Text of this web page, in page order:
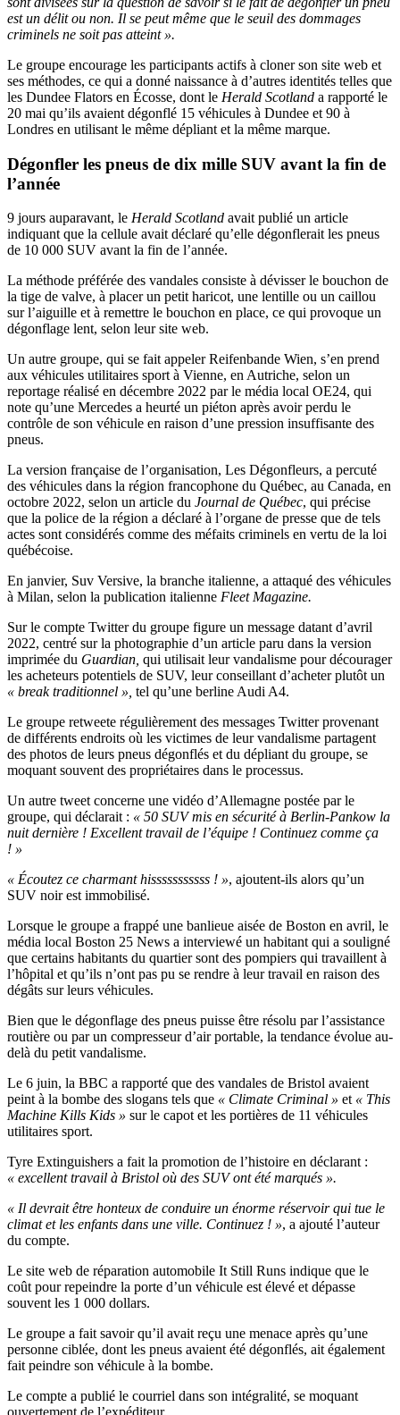
est un délit ou non. Il se peut même que le seuil des dommages
criminels ne soit pas atteint ».
Le groupe encourage les participants actifs à cloner son site web et
ses méthodes, ce qui a donné naissance à d’autres identités telles que
les Dundee Flators en Écosse, dont le Herald Scotland a rapporté le
20 mai qu’ils avaient dégonflé 15 véhicules à Dundee et 90 à
Londres en utilisant le même dépliant et la même marque.
Dégonfler les pneus de dix mille SUV avant la fin de
l’année
9 jours auparavant, le Herald Scotland avait publié un article
indiquant que la cellule avait déclaré qu’elle dégonflerait les pneus
de 10 000 SUV avant la fin de l’année.
La méthode préférée des vandales consiste à dévisser le bouchon de
la tige de valve, à placer un petit haricot, une lentille ou un caillou
sur l’aiguille et à remettre le bouchon en place, ce qui provoque un
dégonflage lent, selon leur site web.
Un autre groupe, qui se fait appeler Reifenbande Wien, s’en prend
aux véhicules utilitaires sport à Vienne, en Autriche, selon un
reportage réalisé en décembre 2022 par le média local OE24, qui
note qu’une Mercedes a heurté un piéton après avoir perdu le
contrôle de son véhicule en raison d’une pression insuffisante des
pneus.
La version française de l’organisation, Les Dégonfleurs, a percuté
des véhicules dans la région francophone du Québec, au Canada, en
octobre 2022, selon un article du Journal de Québec, qui précise
que la police de la région a déclaré à l’organe de presse que de tels
actes sont considérés comme des méfaits criminels en vertu de la loi
québécoise.
En janvier, Suv Versive, la branche italienne, a attaqué des véhicules
à Milan, selon la publication italienne Fleet Magazine.
Sur le compte Twitter du groupe figure un message datant d’avril
2022, centré sur la photographie d’un article paru dans la version
imprimée du Guardian, qui utilisait leur vandalisme pour décourager
les acheteurs potentiels de SUV, leur conseillant d’acheter plutôt un
« break traditionnel », tel qu’une berline Audi A4.
Le groupe retweete régulièrement des messages Twitter provenant
de différents endroits où les victimes de leur vandalisme partagent
des photos de leurs pneus dégonflés et du dépliant du groupe, se
moquant souvent des propriétaires dans le processus.
Un autre tweet concerne une vidéo d’Allemagne postée par le
groupe, qui déclarait : « 50 SUV mis en sécurité à Berlin-Pankow la
nuit dernière ! Excellent travail de l’équipe ! Continuez comme ça
! »
« Écoutez ce charmant hisssssssssss ! », ajoutent-ils alors qu’un
SUV noir est immobilisé.
Lorsque le groupe a frappé une banlieue aisée de Boston en avril, le
média local Boston 25 News a interviewé un habitant qui a souligné
que certains habitants du quartier sont des pompiers qui travaillent à
l’hôpital et qu’ils n’ont pas pu se rendre à leur travail en raison des
dégâts sur leurs véhicules.
Bien que le dégonflage des pneus puisse être résolu par l’assistance
routière ou par un compresseur d’air portable, la tendance évolue au-
delà du petit vandalisme.
Le 6 juin, la BBC a rapporté que des vandales de Bristol avaient
peint à la bombe des slogans tels que « Climate Criminal » et « This
Machine Kills Kids » sur le capot et les portières de 11 véhicules
utilitaires sport.
Tyre Extinguishers a fait la promotion de l’histoire en déclarant :
« excellent travail à Bristol où des SUV ont été marqués ».
« Il devrait être honteux de conduire un énorme réservoir qui tue le
climat et les enfants dans une ville. Continuez ! », a ajouté l’auteur
du compte.
Le site web de réparation automobile It Still Runs indique que le
coût pour repeindre la porte d’un véhicule est élevé et dépasse
souvent les 1 000 dollars.
Le groupe a fait savoir qu’il avait reçu une menace après qu’une
personne ciblée, dont les pneus avaient été dégonflés, ait également
fait peindre son véhicule à la bombe.
Le compte a publié le courriel dans son intégralité, se moquant